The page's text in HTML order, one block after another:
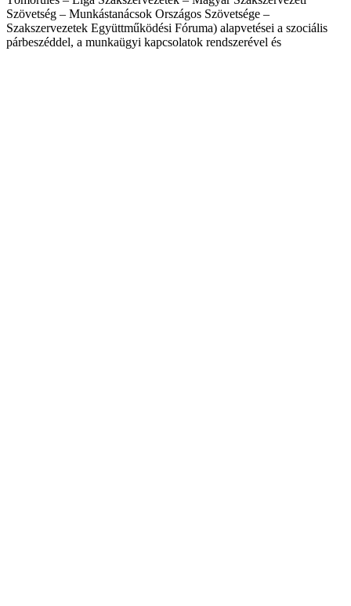
Szövetség – Munkástanácsok Országos Szövetsége –
Szakszervezetek Együttműködési Fóruma) alapvetései a szociális
párbeszéddel, a munkaügyi kapcsolatok rendszerével és